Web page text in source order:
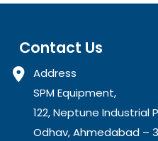
Contact Us
Address
SPM Equipment,
122, Neptune Industrial
Odhav, Ahmedabad –